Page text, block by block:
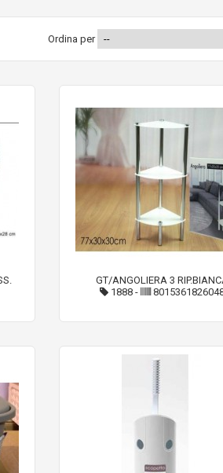
Ordina per
GT/ANGOLIERA 3
1888-